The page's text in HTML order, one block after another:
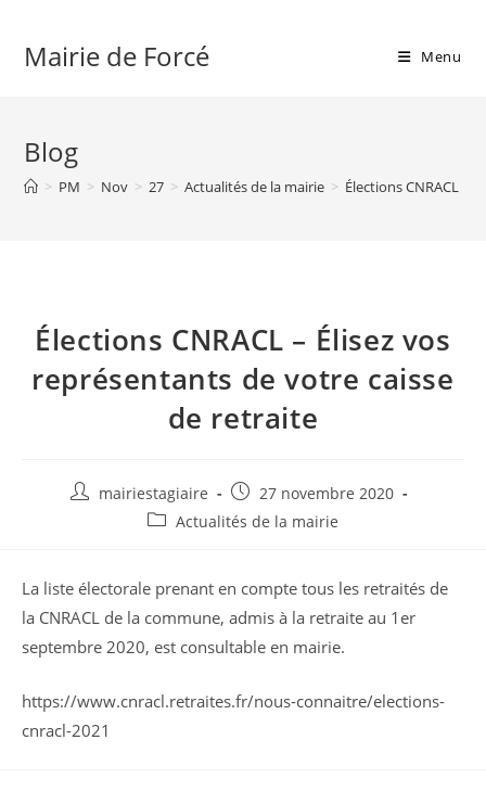
contentMairie de Forcé Menu
Blog
> PM > Nov > 27 > Actualités de la mairie > Élections CNRACL –
Élections CNRACL – Élisez vos
représentants de votre caisse
de retraite
Auteur/autrice
mairiestagiaire
Publication
publiée :
27 novembre 2020
Post Actualités de la mairie
La liste électorale prenant en compte tous les retraités de
la CNRACL de la commune, admis à la retraite au 1er
septembre 2020, est consultable en mairie.
https://www.cnracl.retraites.fr/nous-connaitre/elections-
cnracl-2021